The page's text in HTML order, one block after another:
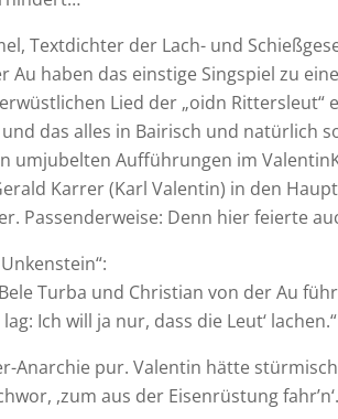
Textdichter der Lach- und
Au haben das einstige Singspiel zu
Lied der „oidn
und das alles in Bairisch und natürlich
umjubelten Aufführungen im
Karrer (Karl Valentin) in den
Passenderweise: Denn hier feierte
Turba und Christian von der Au
Ich will ja nur, dass die Leut‘
Anarchie pur. Valentin hätte
,zum aus der Eisenrüstung